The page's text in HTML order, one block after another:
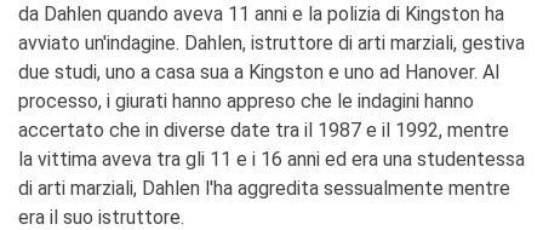
da Dahlen quando aveva 11 anni e la polizia di Kingston ha
avviato un'indagine. Dahlen, istruttore di arti marziali, gestiva
due studi, uno a casa sua a Kingston e uno ad Hanover. Al
processo, i giurati hanno appreso che le indagini hanno
accertato che in diverse date tra il 1987 e il 1992, mentre
la vittima aveva tra gli 11 e i 16 anni ed era una studentessa
di arti marziali, Dahlen l'ha aggredita sessualmente mentre
era il suo istruttore.